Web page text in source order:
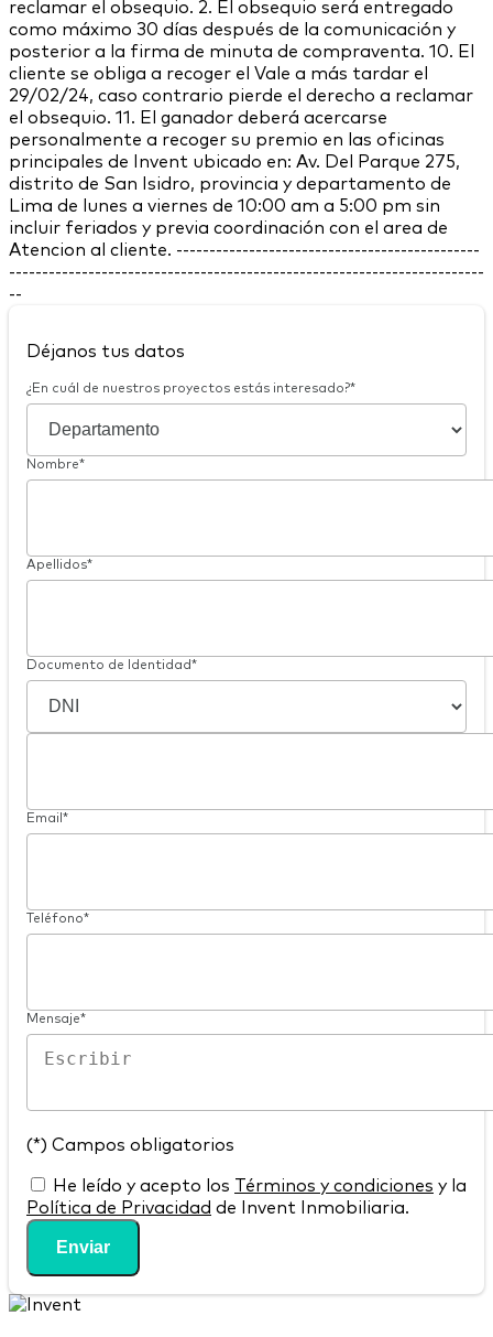
Déjanos tus datos
¿En cuál de nuestros proyectos estás interesado?*
Nombre*
Apellidos*
Documento de Identidad*
Email*
Teléfono*
Mensaje*
(*) Campos obligatorios
He leído y acepto los Términos y condiciones y la
Política de Privacidad de Invent Inmobiliaria.
Enviar